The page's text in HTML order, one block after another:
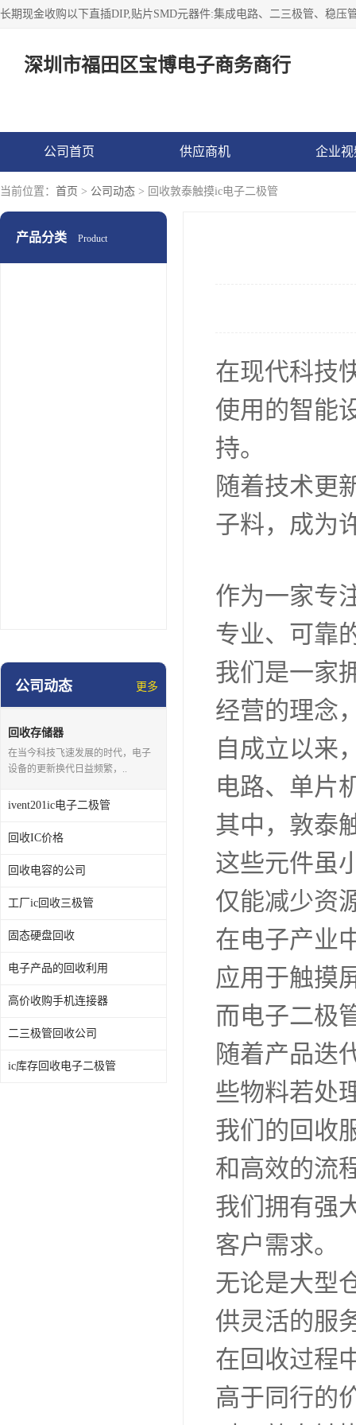
深圳市福田区宝博电子商务商行
公司首页 供应商机 企业视
当前位置： 首页 > 公司动态 > 回收敦泰触摸ic电子二极管
产品分类 Product
公司动态 更多
回收存储器
在当今科技飞速发展的时代，电子
设备的更新换代日益频繁，..
ivent201ic电子二极管
回收IC价格
回收电容的公司
工厂ic回收三极管
固态硬盘回收
电子产品的回收利用
高价收购手机连接器
二三极管回收公司
ic库存回收电子二极管
在现代科技
使用的智能
持。
随着技术更
子料，成为
作为一家专
专业、可靠
我们是一家
经营的理念
自成立以来
电路、单片
其中，敦泰
这些元件虽
仅能减少资
在电子产业
应用于触摸
而电子二极
随着产品迭
些物料若处
我们的回收
和高效的流
我们拥有强
客户需求。
无论是大型
供灵活的服
在回收过程
高于同行的